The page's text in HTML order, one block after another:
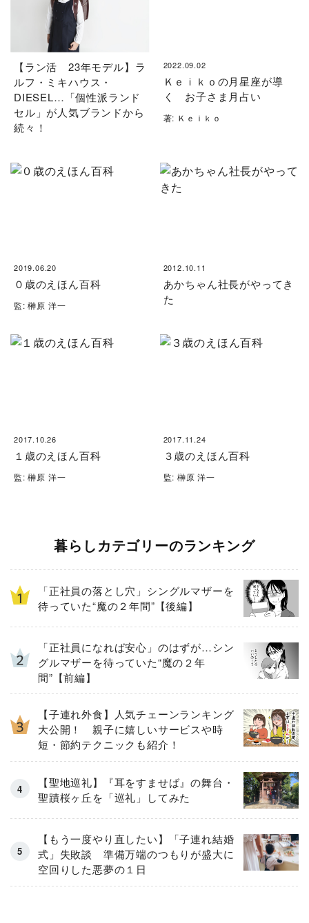
【ラン活 23年モデル】ラ
ルフ・ミキハウス・
DIESEL…「個性派ランド
セル」が人気ブランドから
続々！
2022.09.02
Ｋｅｉｋｏの月星座が導
く お子さま月占い
著: Ｋｅｉｋｏ
2019.06.20
０歳のえほん百科
監: 榊原 洋一
2012.10.11
あかちゃん社長がやってき
た
2017.10.26
１歳のえほん百科
監: 榊原 洋一
2017.11.24
３歳のえほん百科
監: 榊原 洋一
暮らしカテゴリーのランキング
「正社員の落とし穴」シングルマザーを
待っていた“魔の２年間”【後編】
「正社員になれば安心」のはずが…シン
グルマザーを待っていた“魔の２年
間”【前編】
【子連れ外食】人気チェーンランキング
大公開！ 親子に嬉しいサービスや時
短・節約テクニックも紹介！
【聖地巡礼】『耳をすませば』の舞台・
聖蹟桜ヶ丘を「巡礼」してみた
【もう一度やり直したい】「子連れ結婚
式」失敗談 準備万端のつもりが盛大に
空回りした悪夢の１日